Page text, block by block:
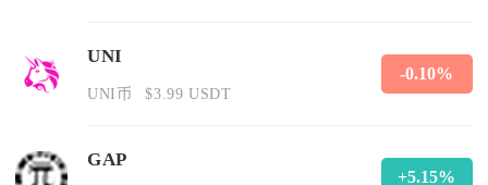
UNI
UNI币 $3.99 USDT
-0.10%
GAP
+5.15%